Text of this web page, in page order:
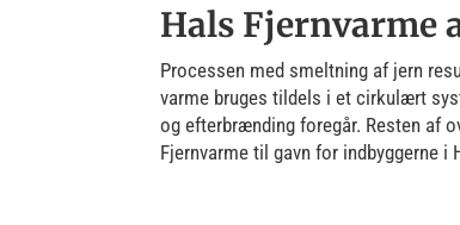
Hals Fjernvarme
Processen med smeltning af jern
varme bruges tildels i et cirkulært
og efterbrænding foregår. Resten af
Fjernvarme til gavn for indbyggerne i